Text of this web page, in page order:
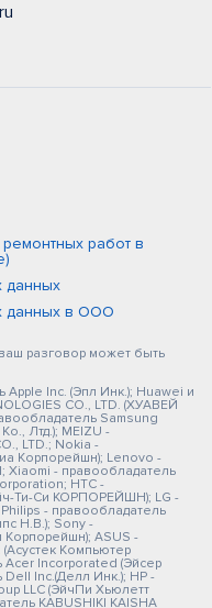
работ в
данных
данных в ООО
разговор может быть
Inc. (Эпл Инк.); Huawei и
CO., LTD. (ХУАВЕЙ
Samsung
Лтд.); MEIZU -
LTD.; Nokia -
Корпорейшн); Lenovo -
Xiaomi - правообладатель
HTC -
Ти-Си КОРПОРЕЙШН); LG -
- правообладатель
Н.В.); Sony -
ASUS -
Компьютер
Acer Incorporated (Эйсер
Inc.(Делл Инк.); HP -
LLC (ЭйчПи Хьюлетт
KABUSHIKI KAISHA